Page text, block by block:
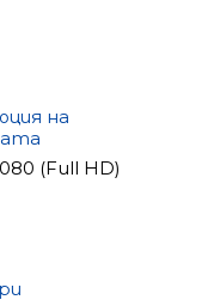
входната зона.
TFT сензорен
High Profile
на
(Full HD)